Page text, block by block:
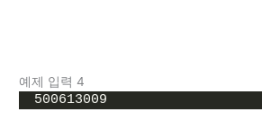
예제 입력 4
500613009